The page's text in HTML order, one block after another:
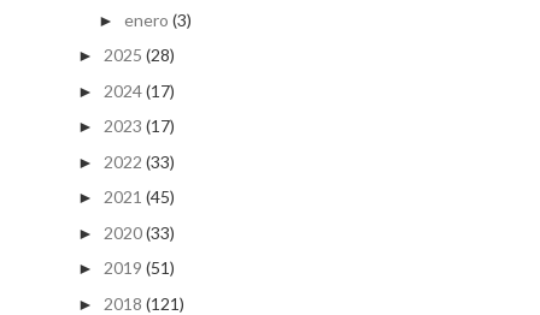
► enero (3)
► 2025 (28)
► 2024(17)
► 2023 (17)
► 2022 (33)
► 2021 (45)
► 2020(33)
► 2019 (51)
► 2018 (121)